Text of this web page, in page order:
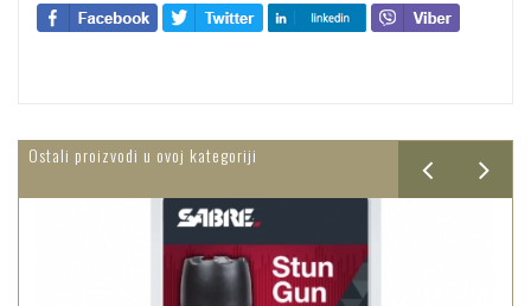
Ostali proizvodi u ovoj kategoriji